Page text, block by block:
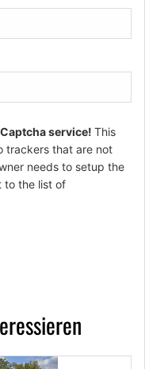
service! This
trackers that are not
needs to setup the
to the list of